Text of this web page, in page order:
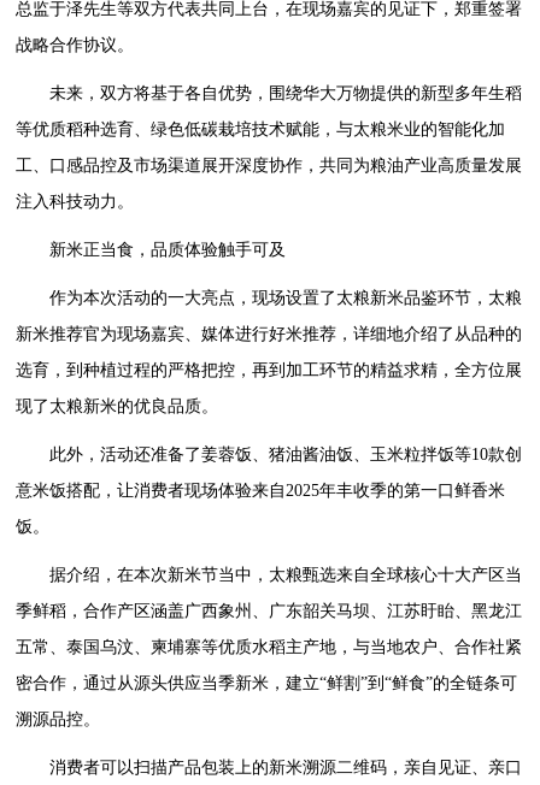
总监于泽先生等双方代表共同上台，在现场嘉宾的见证下，郑重签署
战略合作协议。
未来，双方将基于各自优势，围绕华大万物提供的新型多年生稻
等优质稻种选育、绿色低碳栽培技术赋能，与太粮米业的智能化加
工、口感品控及市场渠道展开深度协作，共同为粮油产业高质量发展
注入科技动力。
新米正当食，品质体验触手可及
作为本次活动的一大亮点，现场设置了太粮新米品鉴环节，太粮
新米推荐官为现场嘉宾、媒体进行好米推荐，详细地介绍了从品种的
选育，到种植过程的严格把控，再到加工环节的精益求精，全方位展
现了太粮新米的优良品质。
此外，活动还准备了姜蓉饭、猪油酱油饭、玉米粒拌饭等10款创
意米饭搭配，让消费者现场体验来自2025年丰收季的第一口鲜香米
饭。
据介绍，在本次新米节当中，太粮甄选来自全球核心十大产区当
季鲜稻，合作产区涵盖广西象州、广东韶关马坝、江苏盱眙、黑龙江
五常、泰国乌汶、柬埔寨等优质水稻主产地，与当地农户、合作社紧
密合作，通过从源头供应当季新米，建立“鲜割”到“鲜食”的全链条可
溯源品控。
消费者可以扫描产品包装上的新米溯源二维码，亲自见证、亲口